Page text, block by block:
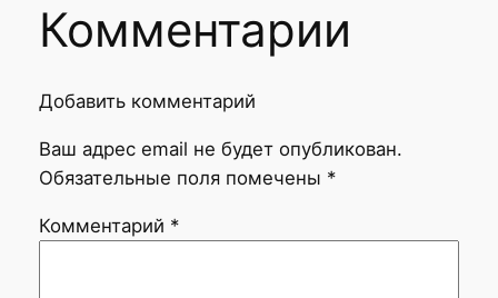
Комментарии
Добавить комментарий
Ваш адрес email не будет опубликован.
Обязательные поля помечены *
Комментарий *